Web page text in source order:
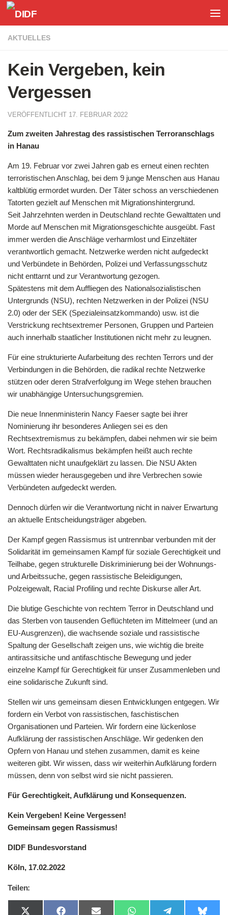
Unter dem Inhalt
AKTUELLES
Kein Vergeben, kein
Vergessen
VERÖFFENTLICHT 17. FEBRUAR 2022
Zum zweiten Jahrestag des rassistischen Terroranschlags
in Hanau
Am 19. Februar vor zwei Jahren gab es erneut einen rechten
terroristischen Anschlag, bei dem 9 junge Menschen aus Hanau
kaltblütig ermordet wurden. Der Täter schoss an verschiedenen
Tatorten gezielt auf Menschen mit Migrationshintergrund.
Seit Jahrzehnten werden in Deutschland rechte Gewalttaten und
Morde auf Menschen mit Migrationsgeschichte ausgeübt. Fast
immer werden die Anschläge verharmlost und Einzeltäter
verantwortlich gemacht. Netzwerke werden nicht aufgedeckt
und Verbündete in Behörden, Polizei und Verfassungsschutz
nicht enttarnt und zur Verantwortung gezogen.
Spätestens mit dem Auffliegen des Nationalsozialistischen
Untergrunds (NSU), rechten Netzwerken in der Polizei (NSU
2.0) oder der SEK (Spezialeinsatzkommando) usw. ist die
Verstrickung rechtsextremer Personen, Gruppen und Parteien
auch innerhalb staatlicher Institutionen nicht mehr zu leugnen.
Für eine strukturierte Aufarbeitung des rechten Terrors und der
Verbindungen in die Behörden, die radikal rechte Netzwerke
stützen oder deren Strafverfolgung im Wege stehen brauchen
wir unabhängige Untersuchungsgremien.
Die neue Innenministerin Nancy Faeser sagte bei ihrer
Nominierung ihr besonderes Anliegen sei es den
Rechtsextremismus zu bekämpfen, dabei nehmen wir sie beim
Wort. Rechtsradikalismus bekämpfen heißt auch rechte
Gewalttaten nicht unaufgeklärt zu lassen. Die NSU Akten
müssen wieder herausgegeben und ihre Verbrechen sowie
Verbündeten aufgedeckt werden.
Dennoch dürfen wir die Verantwortung nicht in naiver Erwartung
an aktuelle Entscheidungsträger abgeben.
Der Kampf gegen Rassismus ist untrennbar verbunden mit der
Solidarität im gemeinsamen Kampf für soziale Gerechtigkeit und
Teilhabe, gegen strukturelle Diskriminierung bei der Wohnungs-
und Arbeitssuche, gegen rassistische Beleidigungen,
Polzeigewalt, Racial Profiling und rechte Diskurse aller Art.
Die blutige Geschichte von rechtem Terror in Deutschland und
das Sterben von tausenden Geflüchteten im Mittelmeer (und an
EU-Ausgrenzen), die wachsende soziale und rassistische
Spaltung der Gesellschaft zeigen uns, wie wichtig die breite
antirassitsiche und antifaschtische Bewegung und jeder
einzelne Kampf für Gerechtigkeit für unser Zusammenleben und
eine solidarische Zukunft sind.
Stellen wir uns gemeinsam diesen Entwicklungen entgegen. Wir
fordern ein Verbot von rassistischen, faschistischen
Organisationen und Parteien. Wir fordern eine lückenlose
Aufklärung der rassistischen Anschläge. Wir gedenken den
Opfern von Hanau und stehen zusammen, damit es keine
weiteren gibt. Wir wissen, dass wir weiterhin Aufklärung fordern
müssen, denn von selbst wird sie nicht passieren.
Für Gerechtigkeit, Aufklärung und Konsequenzen.
Kein Vergeben! Keine Vergessen!
Gemeinsam gegen Rassismus!
DIDF Bundesvorstand
Köln, 17.02.2022
Teilen: